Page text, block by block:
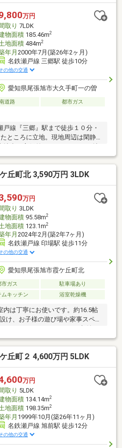
万円
取り 7LDK
物面積185.46m2
地面積484m2
年月2000年7月(築26年2ヶ月)
名鉄瀬戸線 三郷駅 徒歩10分
の他の交通
愛知県尾張旭市大久手町一の曽
道路
都市ガス
戸線『三郷』駅まで徒歩１０分・
ところに立地。現地周辺は閑静な
地内は高低差のないフラットな地
るため、家庭菜園などが楽しめま
スイハイムの注文住宅です。・軽
壁塗装（約６年前に施工）・南
・４台分のカースペース有り。・
リモコン付）が設置・太陽光パネ
績は約45万円）■換地処分の公告
の徴収有り
丘町北 3,590万円 3LDK
万円
取り 3LDK
物面積95.58m2
地面積123.1m2
年月 2024年2月(築2年7ヶ月)
名鉄瀬戸線 印場駅 徒歩11分
の他の交通
愛知県尾張旭市霞ケ丘町北
市ガス
駐車場あり
ムキッチン 浴室乾燥機
内は丁寧にお使いです。約16.5帖
け、お子様の遊び場や家事スペー
ます。約2帖分のカウンター付き納
場」駅徒歩圏にありながら、周辺
境です。前面道路は生活道路で
様が小さいご家庭でも安心な立
徒歩13分ピアゴ印場店 徒歩19分
、ご見学されたいお日にちをお気
丘町２ 4,600万円 5LDK
万円
取り 5LDK
物面積134.14m2
地面積198.35m2
年月1999年10月(築26年11ヶ月)
名鉄瀬戸線 旭前駅 徒歩12分
の他の交通